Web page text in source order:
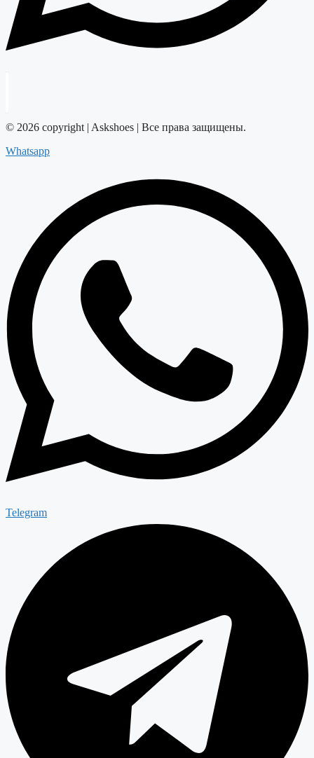
© 2026 copyright | Askshoes | Все права защищены.
Whatsapp
Telegram